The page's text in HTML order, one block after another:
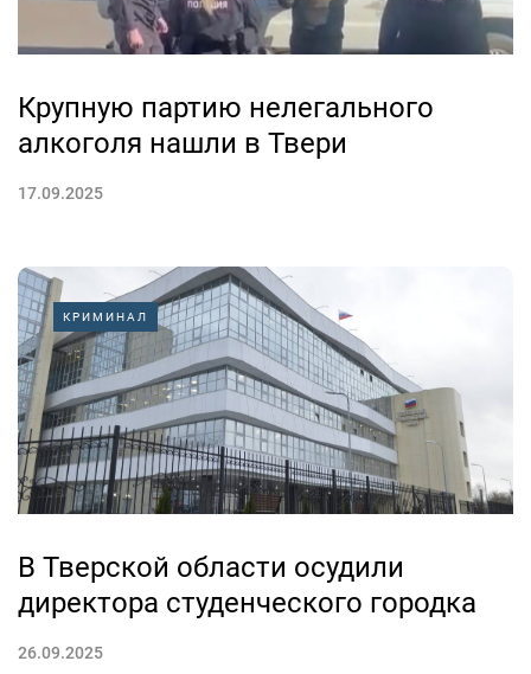
Крупную партию нелегального
алкоголя нашли в Твери
17.09.2025
КРИМИНАЛ
В Тверской области осудили
директора студенческого городка
26.09.2025